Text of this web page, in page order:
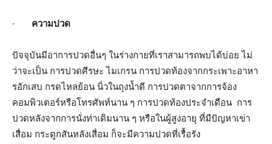
· ความปวด
ปัจจุบันมีอาการปวดอื่นๆ ในร่างกายที่เราสามารถพบได้บ่อย ไม่
ว่าจะเป็น การปวดศีรษะ ไมเกรน การปวดท้องจากกระเพาะอาหา
รอักเสบ กรดไหลย้อน นิ่วในถุงน้ำดี การปวดตาจากการจ้อง
คอมพิวเตอร์หรือโทรศัพท์นาน ๆ การปวดท้องประจำเดือน การ
ปวดหลังจากการนั่งท่าเดิมนาน ๆ หรือในผู้สูงอายุ ที่มีปัญหาเข่า
เสื่อม กระดูกสันหลังเสื่อม ก็จะมีความปวดที่เรื้อรัง